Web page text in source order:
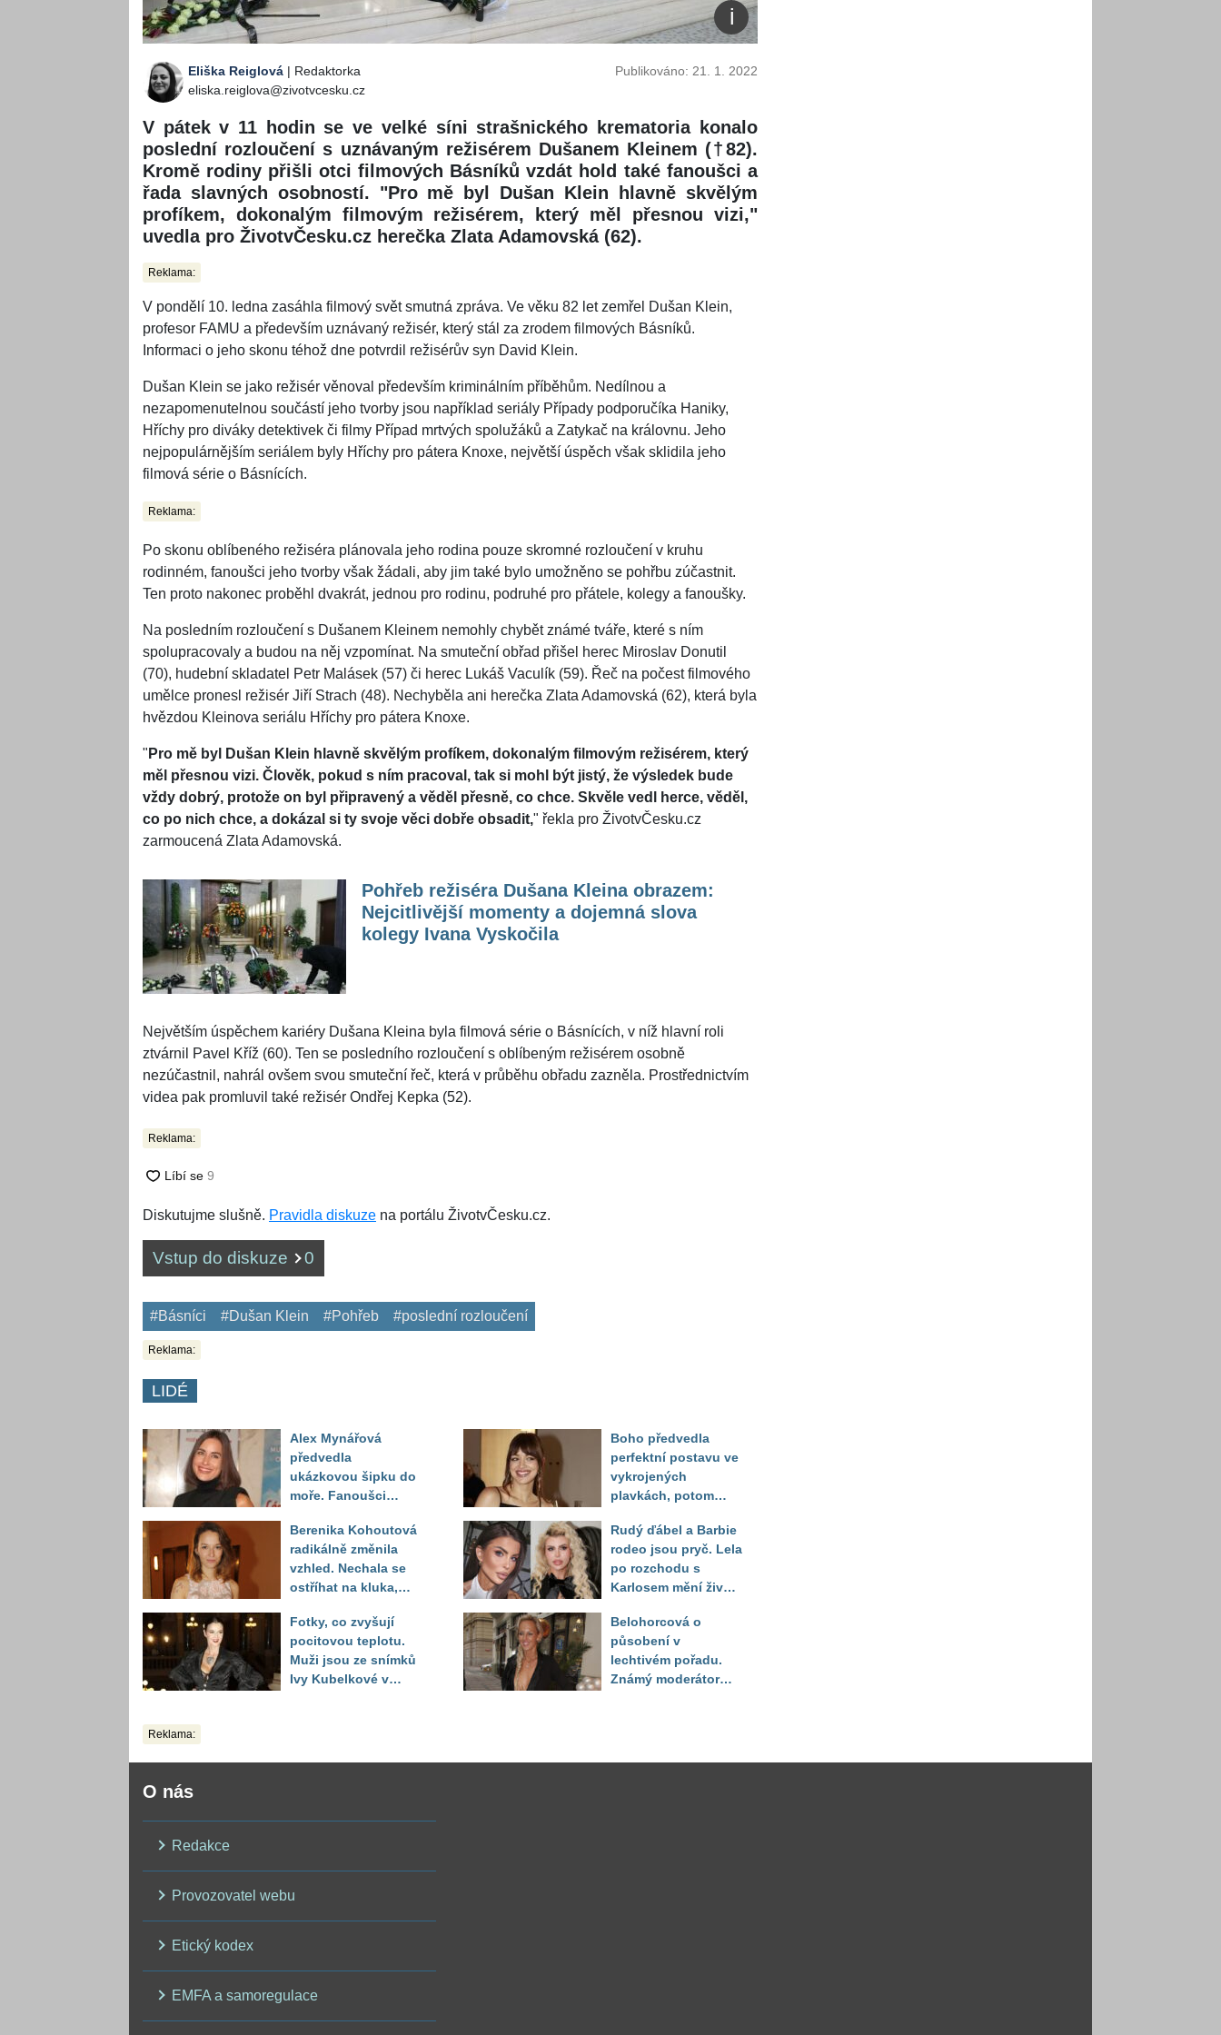
Eliška Reiglová | Redaktorka
eliska.reiglova@zivotvcesku.cz
Publikováno: 21. 1. 2022
V pátek v 11 hodin se ve velké síni strašnického krematoria konalo
poslední rozloučení s uznávaným režisérem Dušanem Kleinem (†82).
Kromě rodiny přišli otci filmových Básníků vzdát hold také fanoušci a
řada slavných osobností. "Pro mě byl Dušan Klein hlavně skvělým
profíkem, dokonalým filmovým režisérem, který měl přesnou vizi,"
uvedla pro ŽivotvČesku.cz herečka Zlata Adamovská (62).
Reklama:
V pondělí 10. ledna zasáhla filmový svět smutná zpráva. Ve věku 82 let zemřel Dušan Klein,
profesor FAMU a především uznávaný režisér, který stál za zrodem filmových Básníků.
Informaci o jeho skonu téhož dne potvrdil režisérův syn David Klein.
Dušan Klein se jako režisér věnoval především kriminálním příběhům. Nedílnou a
nezapomenutelnou součástí jeho tvorby jsou například seriály Případy podporučíka Haniky,
Hříchy pro diváky detektivek či filmy Případ mrtvých spolužáků a Zatykač na královnu. Jeho
nejpopulárnějším seriálem byly Hříchy pro pátera Knoxe, největší úspěch však sklidila jeho
filmová série o Básnících.
Reklama:
Po skonu oblíbeného režiséra plánovala jeho rodina pouze skromné rozloučení v kruhu
rodinném, fanoušci jeho tvorby však žádali, aby jim také bylo umožněno se pohřbu zúčastnit.
Ten proto nakonec proběhl dvakrát, jednou pro rodinu, podruhé pro přátele, kolegy a fanoušky.
Na posledním rozloučení s Dušanem Kleinem nemohly chybět známé tváře, které s ním
spolupracovaly a budou na něj vzpomínat. Na smuteční obřad přišel herec Miroslav Donutil
(70), hudební skladatel Petr Malásek (57) či herec Lukáš Vaculík (59). Řeč na počest filmového
umělce pronesl režisér Jiří Strach (48). Nechyběla ani herečka Zlata Adamovská (62), která byla
hvězdou Kleinova seriálu Hříchy pro pátera Knoxe.
" Pro mě byl Dušan Klein hlavně skvělým profíkem, dokonalým filmovým režisérem, který
měl přesnou vizi. Člověk, pokud s ním pracoval, tak si mohl být jistý, že výsledek bude
vždy dobrý, protože on byl připravený a věděl přesně, co chce. Skvěle vedl herce, věděl,
co po nich chce, a dokázal si ty svoje věci dobře obsadit," řekla pro ŽivotvČesku.cz
zarmoucená Zlata Adamovská.
Pohřeb režiséra Dušana Kleina obrazem:
Nejcitlivější momenty a dojemná slova
kolegy Ivana Vyskočila
Největším úspěchem kariéry Dušana Kleina byla filmová série o Básnících, v níž hlavní roli
ztvárnil Pavel Kříž (60). Ten se posledního rozloučení s oblíbeným režisérem osobně
nezúčastnil, nahrál ovšem svou smuteční řeč, která v průběhu obřadu zazněla. Prostřednictvím
videa pak promluvil také režisér Ondřej Kepka (52).
Reklama:
Diskutujme slušně. Pravidla diskuze na portálu ŽivotvČesku.cz.
Vstup do diskuze 0
#Básníci #Dušan Klein #Pohřeb #poslední rozloučení
Reklama:
LIDÉ
Alex Mynářová
předvedla
ukázkovou šipku do
moře. Fanoušci
toho vypadá
Berenika Kohoutová
radikálně změnila
vzhled. Nechala se
ostříhat na kluka,
překvapily
Fotky, co zvyšují
pocitovou teplotu.
Muži jsou ze snímků
Ivy Kubelkové v
Boho předvedla
perfektní postavu ve
vykrojených
plavkách, potom
těla
Rudý ďábel a Barbie
rodeo jsou pryč. Lela
po rozchodu s
Karlosem mění život i
Sandeva
Belohorcová o
působení v
lechtivém pořadu.
Známý moderátor
Reklama:
O nás
Redakce
Provozovatel webu
Etický kodex
EMFA a samoregulace